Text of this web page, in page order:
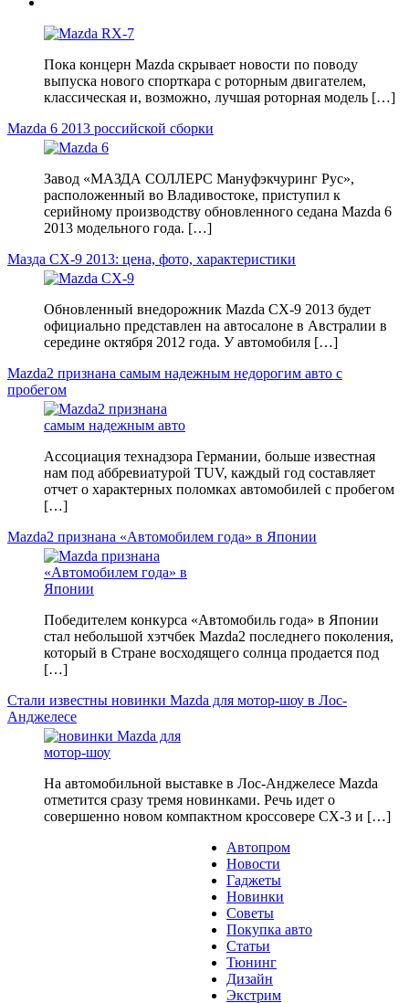
Пока концерн Mazda скрывает новости по поводу
выпуска нового спорткара с роторным двигателем,
классическая и, возможно, лучшая роторная модель […]
Mazda 6 2013 российской сборки
Завод «МАЗДА СОЛЛЕРС Мануфэкчуринг Рус»,
расположенный во Владивостоке, приступил к
серийному производству обновленного седана Mazda 6
2013 модельного года. […]
Мазда CX-9 2013: цена, фото, характеристики
Обновленный внедорожник Mazda CX-9 2013 будет
официально представлен на автосалоне в Австралии в
середине октября 2012 года. У автомобиля […]
Mazda2 признана самым надежным недорогим авто с
пробегом
Ассоциация технадзора Германии, больше известная
нам под аббревиатурой TUV, каждый год составляет
отчет о характерных поломках автомобилей с пробегом
[…]
Mazda2 признана «Автомобилем года» в Японии
Победителем конкурса «Автомобиль года» в Японии
стал небольшой хэтчбек Mazda2 последнего поколения,
который в Стране восходящего солнца продается под
[…]
Стали известны новинки Mazda для мотор-шоу в Лос-
Анджелесе
На автомобильной выставке в Лос-Анджелесе Mazda
отметится сразу тремя новинками. Речь идет о
совершенно новом компактном кроссовере CX-3 и […]
Автопром
Новости
Гаджеты
Новинки
Советы
Покупка авто
Статьи
Тюнинг
Дизайн
Экстрим